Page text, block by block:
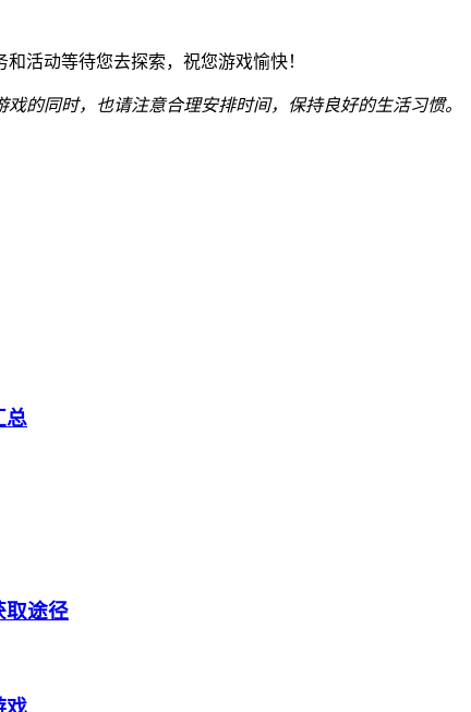
活动等待您去探索，祝您游戏愉快！
的同时，也请注意合理安排时间，保持良好的生活习惯。
总
取途径